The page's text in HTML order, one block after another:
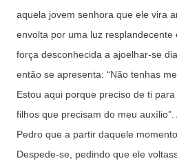
aquela jovem senhora que ele vira
envolta por uma luz resplandecente
força desconhecida a ajoelhar-se
então se apresenta: “Não tenhas
Estou aqui porque preciso de ti
filhos que precisam do meu
Pedro que a partir daquele
Despede-se, pedindo que ele